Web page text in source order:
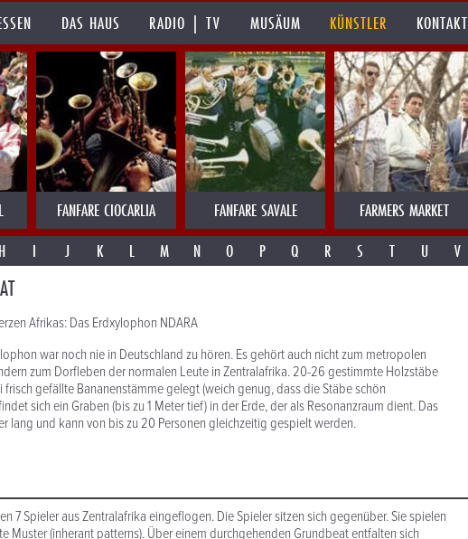
DAS HAUS RADIO | TV MUSÄUM KÜNSTLER KONTAKT
FANFARE CIOCARLIA FANFARE SAVALE FARMERS MARKET
H I J K L M N O P Q R S T U V
Afrikas: Das Erdxylophon NDARA
war noch nie in Deutschland zu hören. Es gehört auch nicht zum metropolen
zum Dorfleben der normalen Leute in Zentralafrika. 20-26 gestimmte Holzstäbe
gefällte Bananenstämme gelegt (weich genug, dass die Stäbe schön
sich ein Graben (bis zu 1 Meter tief) in der Erde, der als Resonanzraum dient. Das
lang und kann von bis zu 20 Personen gleichzeitig gespielt werden.
7 Spieler aus Zentralafrika eingeflogen. Die Spieler sitzen sich gegenüber. Sie spielen
Muster (inherant patterns). Über einem durchgehenden Grundbeat entfalten sich